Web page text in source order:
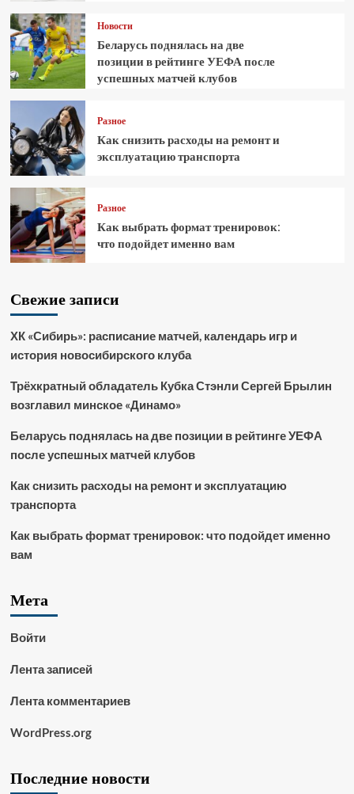
Новости
Беларусь поднялась на две
позиции в рейтинге УЕФА после
успешных матчей клубов
Разное
Как снизить расходы на ремонт и
эксплуатацию транспорта
Разное
Как выбрать формат тренировок:
что подойдет именно вам
Свежие записи
ХК «Сибирь»: расписание матчей, календарь игр и
история новосибирского клуба
Трёхкратный обладатель Кубка Стэнли Сергей Брылин
возглавил минское «Динамо»
Беларусь поднялась на две позиции в рейтинге УЕФА
после успешных матчей клубов
Как снизить расходы на ремонт и эксплуатацию
транспорта
Как выбрать формат тренировок: что подойдет именно
вам
Мета
Войти
Лента записей
Лента комментариев
WordPress.org
Последние новости